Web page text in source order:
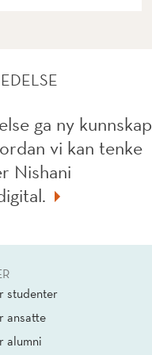
ga ny kunnskap
vi kan tenke
Nishani
studenter
ansatte
alumni